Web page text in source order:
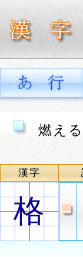
燃え
漢字
格